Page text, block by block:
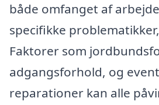
både omfanget af
specifikke
Faktorer som
adgangsforhold, og
reparationer kan alle